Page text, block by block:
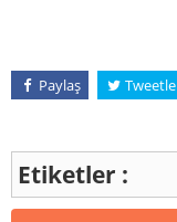
Paylaş Tweetle
Etiketler :